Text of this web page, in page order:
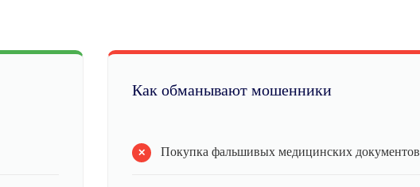
Как обманывают мошенники
Покупка фальшивых медицинских документов